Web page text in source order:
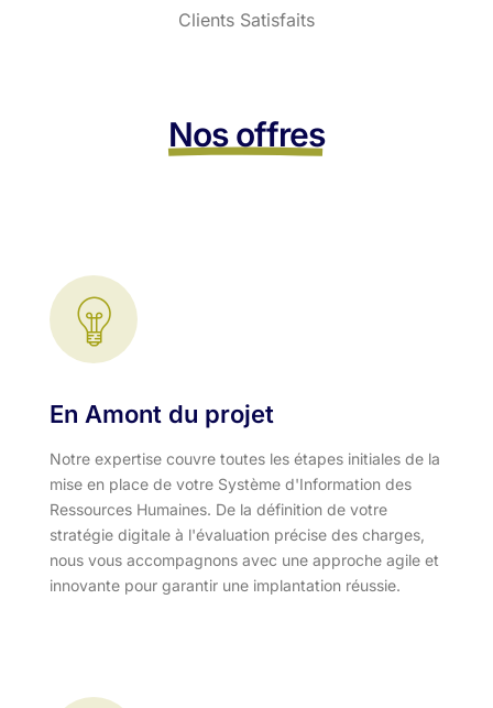
Clients Satisfaits
Nos offres
En Amont du projet
Notre expertise couvre toutes les étapes initiales de la
mise en place de votre Système d'Information des
Ressources Humaines. De la définition de votre
stratégie digitale à l'évaluation précise des charges,
nous vous accompagnons avec une approche agile et
innovante pour garantir une implantation réussie.